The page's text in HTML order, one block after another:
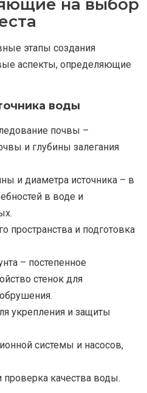
на выбор
этапы создания
аспекты, определяющие
воды
почвы –
и глубины залегания
и диаметра источника – в
в воде и
пространства и подготовка
– постепенное
стенок для
укрепления и защиты
системы и насосов,
проверка качества воды.